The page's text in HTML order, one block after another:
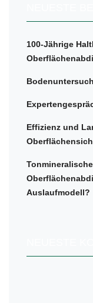
100-Jährige
Effizienz und
Auslaufmodell?